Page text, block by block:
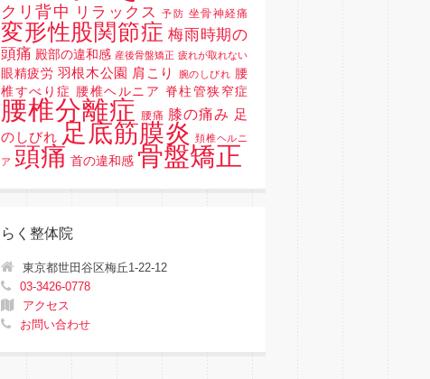
クリ背中
リラックス 予防 坐骨神経痛
変形性股関節症 梅雨時期の
頭痛 殿部の違和感 産後骨盤矯正 疲れが取れない
眼精疲労 羽根木公園 肩こり 腕のしびれ 腰
椎すべり症 腰椎ヘルニア 脊柱管狭窄症
腰椎分離症 腰痛 膝の痛み 足
のしびれ 足底筋膜炎 頚椎ヘルニ
ア 頭痛 首の違和感 骨盤矯正
らく整体院
東京都世田谷区梅丘1-22-12
03-3426-0778
アクセス
お問い合わせ